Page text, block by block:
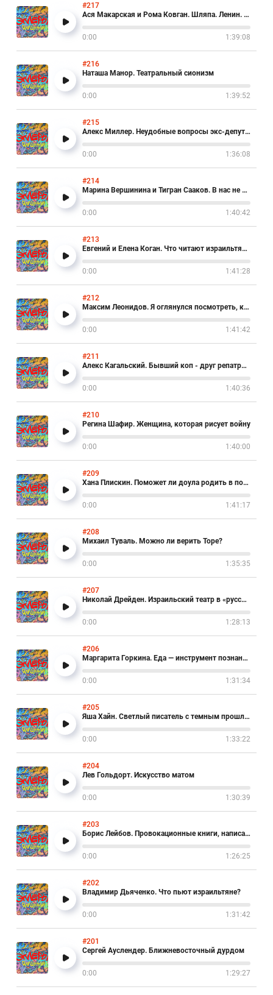
#217
Ася Макарская и Рома Ковган. Шляпа. Ленин. Рок-н-ролл
0:00 1:39:08
#216
Наташа Манор. Театральный сионизм
0:00 1:39:52
#215
Алекс Миллер. Неудобные вопросы экс-депутату Кнессета
0:00 1:36:08
#214
Марина Вершинина и Тигран Сааков. В нас не верили, а зря
0:00 1:40:42
#213
Евгений и Елена Коган. Что читают израильтяне?
0:00 1:41:28
#212
Максим Леонидов. Я оглянулся посмотреть, как Израиль сбил с меня спесь
0:00 1:41:42
#211
Алекс Кагальский. Бывший коп - друг репатрианта
0:00 1:40:36
#210
Регина Шафир. Женщина, которая рисует войну
0:00 1:40:00
#209
Хана Плискин. Поможет ли доула родить в поле?
0:00 1:41:17
#208
Михаил Туваль. Можно ли верить Торе?
0:00 1:35:35
#207
Николай Дрейден. Израильский театр в «русском пузыре»
0:00 1:28:13
#206
Маргарита Горкина. Еда — инструмент познания мира.
0:00 1:31:34
#205
Яша Хайн. Светлый писатель с темным прошлым
0:00 1:33:22
#204
Лев Гольдорт. Искусство матом
0:00 1:30:39
#203
Борис Лейбов. Провокационные книги, написанные лежа
0:00 1:26:25
#202
Владимир Дьяченко. Что пьют израильтяне?
0:00 1:31:42
#201
Сергей Ауслендер. Ближневосточный дурдом
0:00 1:29:27